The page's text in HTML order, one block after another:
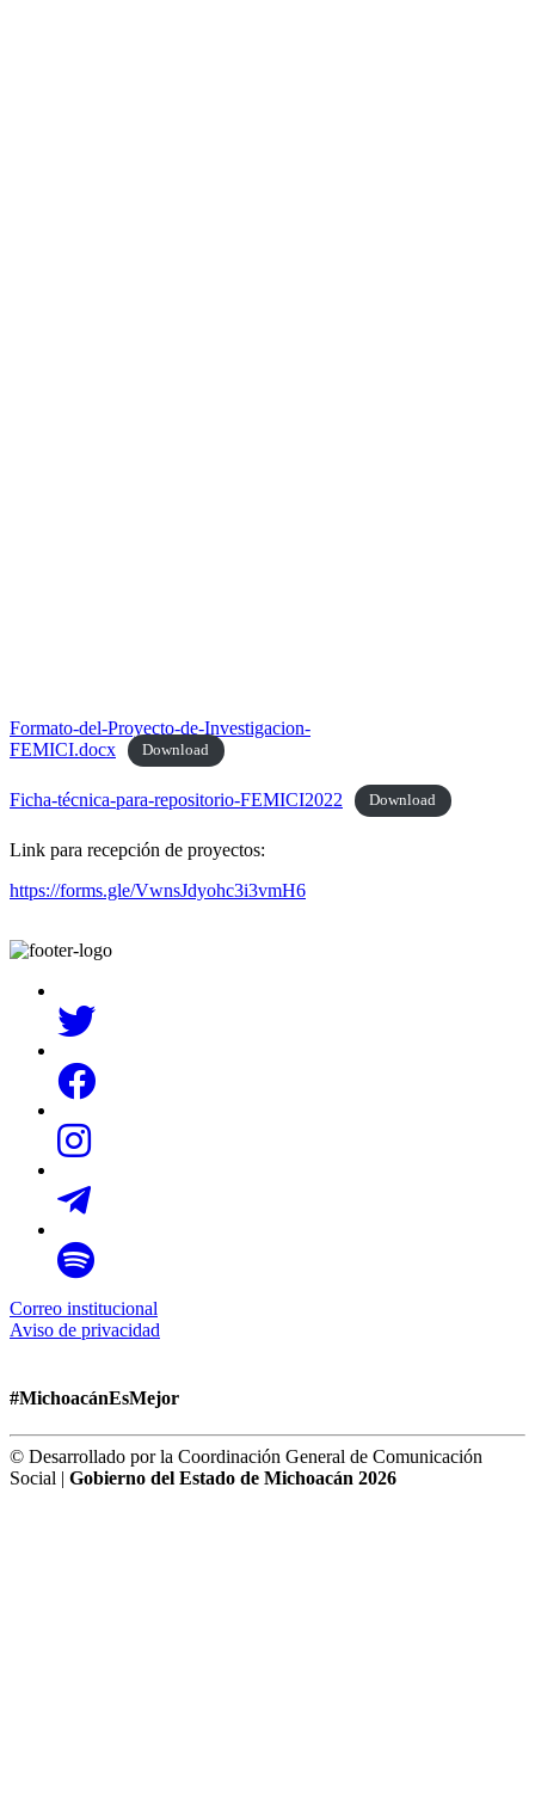
Formato-del-Proyecto-de-Investigacion-
FEMICI.docx
Download
Ficha-técnica-para-repositorio-FEMICI2022 Download
Link para recepción de proyectos:
https://forms.gle/VwnsJdyohc3i3vmH6
Correo institucional
Aviso de privacidad
#MichoacánEsMejor
© Desarrollado por la Coordinación General de Comunicación
Social | Gobierno del Estado de Michoacán 2026